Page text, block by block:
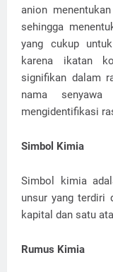
anion
sehingga
yang cukup
karena ikatan
signifikan dalam
nama
mengidentifikasi
Simbol Kimia
Simbol kimia
unsur yang terdiri
kapital dan satu
Rumus Kimia